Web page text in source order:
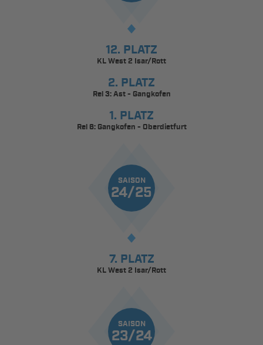
12. PLATZ
KL West 2 Isar/Rott
2. PLATZ
Rel 3: Ast - Gangkofen
1. PLATZ
Rel 6: Gangkofen - Oberdietfurt
SAISON
24/25
7. PLATZ
KL West 2 Isar/Rott
SAISON
23/24